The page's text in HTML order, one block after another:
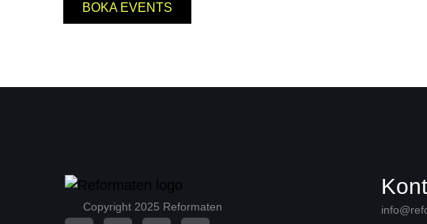
BOKA EVENTS
Copyright 2025 Reformaten